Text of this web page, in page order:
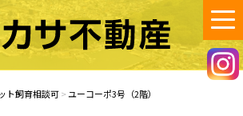
産
・売買・空き家管理のご相談は、ツカサ不動産
ト飼育相談可>ユーコーポ3号（2階）